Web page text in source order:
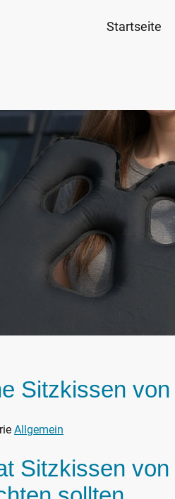
Startseite
Sitzkissen von
Allgemein
Sitzkissen